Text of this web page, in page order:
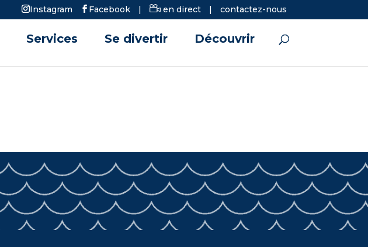
Instagram Facebook | en direct | contactez-nous
Services Se divertir Découvrir